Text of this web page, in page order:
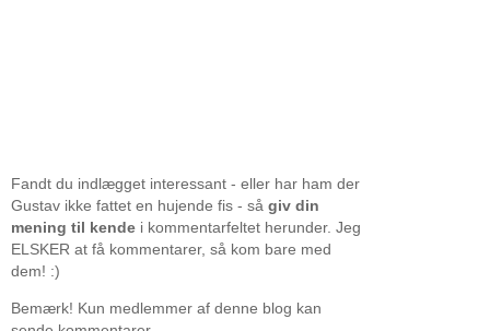
Fandt du indlægget interessant - eller har ham der
Gustav ikke fattet en hujende fis - så giv din
mening til kende i kommentarfeltet herunder. Jeg
ELSKER at få kommentarer, så kom bare med
dem! :)
Bemærk! Kun medlemmer af denne blog kan